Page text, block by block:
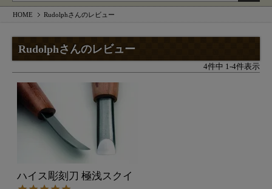
HOME Rudolphさんのレビュー
Rudolphさんのレビュー
4件中 1 -4件表示
ハイス彫刻刀 極浅スクイ